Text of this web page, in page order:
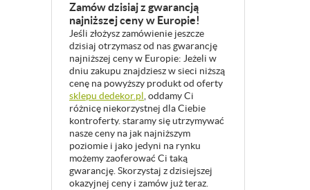
Zamów dzisiaj z gwarancją
najniższej ceny w Europie!
Jeśli złożysz zamówienie jeszcze
dzisiaj otrzymasz od nas gwarancję
najniższej ceny w Europie: Jeżeli w
dniu zakupu znajdziesz w sieci niższą
cenę na powyższy produkt od oferty
sklepu dedekor.pl, oddamy Ci
różnicę niekorzystnej dla Ciebie
kontroferty. staramy się utrzymywać
nasze ceny na jak najniższym
poziomie i jako jedyni na rynku
możemy zaoferować Ci taką
gwarancję. Skorzystaj z dzisiejszej
okazyjnej ceny i zamów już teraz.